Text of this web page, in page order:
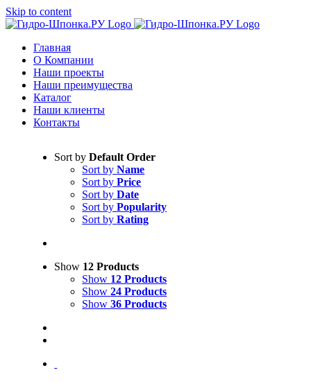
Skip to content
Главная
О Компании
Наши проекты
Наши преимущества
Каталог
Наши клиенты
Контакты
Sort byDefault Order
Sort byName
Sort byPrice
Sort byDate
Sort byPopularity
Sort byRating
Show 12 Products
Show 12 Products
Show24 Products
Show36 Products